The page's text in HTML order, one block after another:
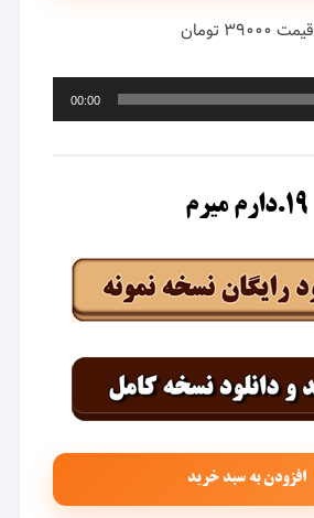
قیمت ۳۹۰۰۰ تومان
00:00
۱۹.دارم میرم
افزودن به سبد خرید